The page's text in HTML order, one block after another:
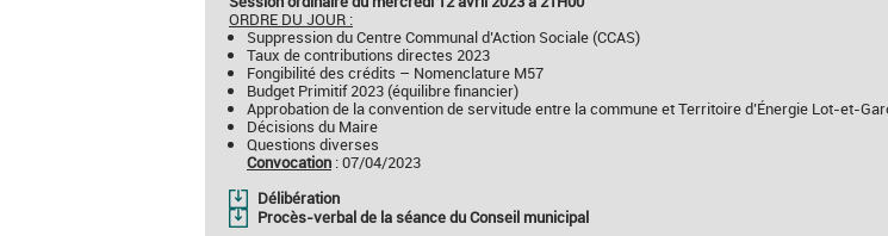
ORDRE DU JOUR :
Suppression du Centre Communal d’Action Sociale (CCAS)
Taux de contributions directes 2023
Fongibilité des crédits – Nomenclature M57
Budget Primitif 2023 (équilibre financier)
Approbation de la convention de servitude entre la commune et Territoire d’Énergie Lot-et-
Décisions du Maire
Questions diverses
Convocation : 07/04/2023
Délibération
Procès-verbal de la séance du Conseil municipal